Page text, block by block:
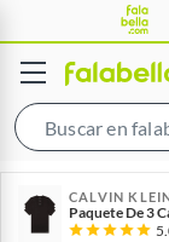
CALVIN
Paquete De 3